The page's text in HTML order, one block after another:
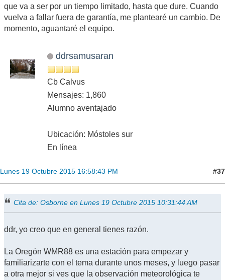
que va a ser por un tiempo limitado, hasta que dure. Cuando
vuelva a fallar fuera de garantía, me plantearé un cambio. De
momento, aguantaré el equipo.
ddrsamusaran
Cb Calvus
Mensajes: 1,860
Alumno aventajado
Ubicación: Móstoles sur
En línea
Lunes 19 Octubre 2015 16:58:43 PM #37
Cita de: Osborne en Lunes 19 Octubre 2015 10:31:44 AM
ddr, yo creo que en general tienes razón.
La Oregón WMR88 es una estación para empezar y
familiarizarte con el tema durante unos meses, y luego pasar
a otra mejor si ves que la observación meteorológica te